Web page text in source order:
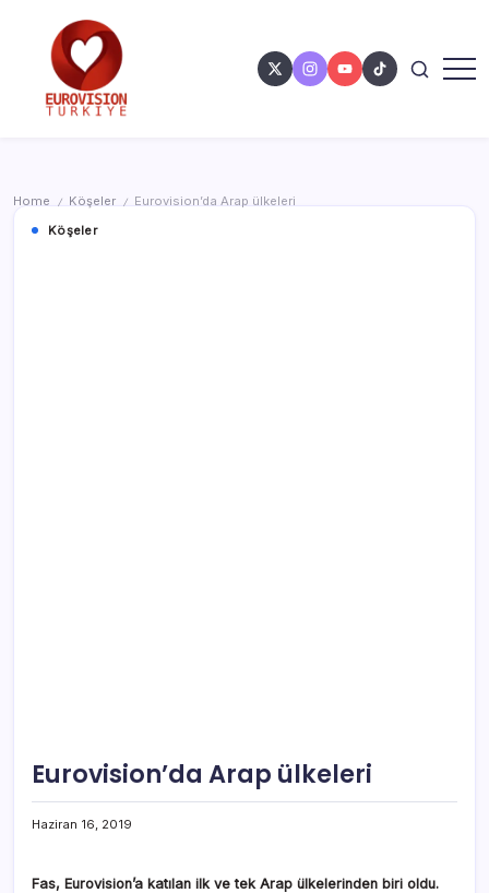
Home / Köşeler /
Eurovision’da Arap ülkeleri
Köşeler
Eurovision’da Arap ülkeleri
Haziran 16, 2019
Fas, Eurovision’a katılan ilk ve tek Arap ülkelerinden biri oldu.